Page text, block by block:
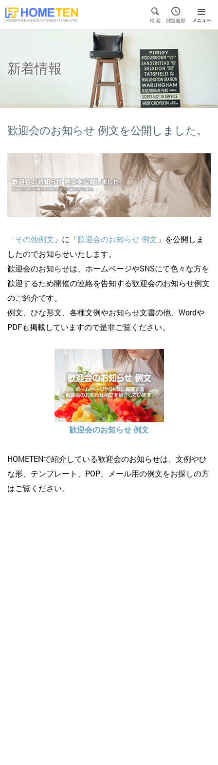

検 索

閲覧履歴 メニュー

新着情報
歓迎会のお知らせ 例文を公開しました。
「その他例文 」に「歓迎会のお知らせ 例文 」を公開しま
したのでお知らせいたします。
歓迎会のお知らせは、ホームページやSNSにて色々な方を
歓迎するため開催の連絡を告知する歓迎会のお知らせ例文
のご紹介です。
例文、ひな形文、各種文例やお知らせ文書の他、Wordや
PDFも掲載していますので是非ご覧ください。
歓迎会のお知らせ 例文
HOMETENで紹介している歓迎会のお知らせは、文例やひ
な形、テンプレート、POP、メール用の例文をお探しの方
はご覧ください。